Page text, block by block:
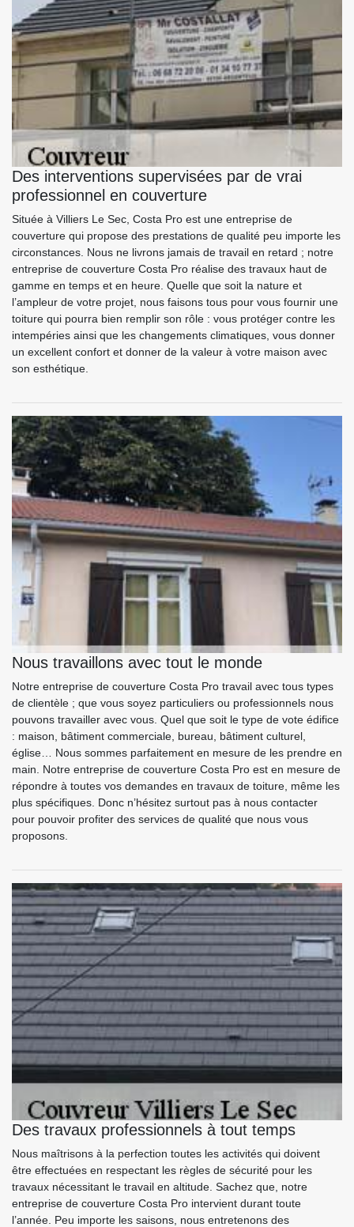
Des interventions supervisées par de vrai
professionnel en couverture
Située à Villiers Le Sec, Costa Pro est une entreprise de
couverture qui propose des prestations de qualité peu importe les
circonstances. Nous ne livrons jamais de travail en retard ; notre
entreprise de couverture Costa Pro réalise des travaux haut de
gamme en temps et en heure. Quelle que soit la nature et
l’ampleur de votre projet, nous faisons tous pour vous fournir une
toiture qui pourra bien remplir son rôle : vous protéger contre les
intempéries ainsi que les changements climatiques, vous donner
un excellent confort et donner de la valeur à votre maison avec
son esthétique.
Nous travaillons avec tout le monde
Notre entreprise de couverture Costa Pro travail avec tous types
de clientèle ; que vous soyez particuliers ou professionnels nous
pouvons travailler avec vous. Quel que soit le type de vote édifice
: maison, bâtiment commerciale, bureau, bâtiment culturel,
église… Nous sommes parfaitement en mesure de les prendre en
main. Notre entreprise de couverture Costa Pro est en mesure de
répondre à toutes vos demandes en travaux de toiture, même les
plus spécifiques. Donc n’hésitez surtout pas à nous contacter
pour pouvoir profiter des services de qualité que nous vous
proposons.
Des travaux professionnels à tout temps
Nous maîtrisons à la perfection toutes les activités qui doivent
être effectuées en respectant les règles de sécurité pour les
travaux nécessitant le travail en altitude. Sachez que, notre
entreprise de couverture Costa Pro intervient durant toute
l’année. Peu importe les saisons, nous entretenons des